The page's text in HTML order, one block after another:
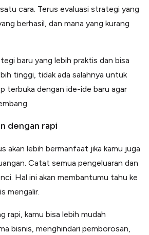
cara. Terus evaluasi strategi yang
berhasil, dan mana yang kurang
baru yang lebih praktis dan bisa
tinggi, tidak ada salahnya untuk
terbuka dengan ide-ide baru agar
dengan rapi
akan lebih bermanfaat jika kamu juga
Catat semua pengeluaran dan
Hal ini akan membantumu tahu ke
mengalir.
rapi, kamu bisa lebih mudah
bisnis, menghindari pemborosan,